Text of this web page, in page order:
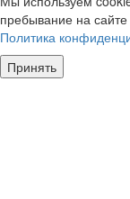
пребывание на
Политика
Принять